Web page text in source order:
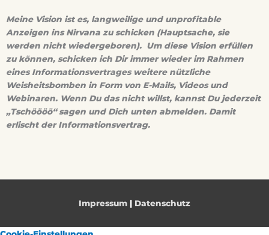
Meine Vision ist es, langweilige und unprofitable
Anzeigen ins Nirvana zu schicken (Hauptsache, sie
werden nicht wiedergeboren). Um diese Vision erfüllen
zu können, schicken ich Dir immer wieder im Rahmen
eines Informationsvertrages weitere nützliche
Weisheitsbomben in Form von E-Mails, Videos und
Webinaren. Wenn Du das nicht willst, kannst Du jederzeit
„Tschöööö“ sagen und Dich unten abmelden. Damit
erlischt der Informationsvertrag.
Impressum | Datenschutz